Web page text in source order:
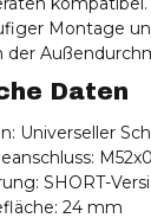
Montage
der
Daten
Universeller
SHORT-
24 mm